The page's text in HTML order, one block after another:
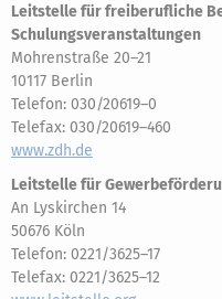
Leitstelle für freiberufliche
Schulungsveranstaltungen
Mohrenstraße 20–21
10117 Berlin
Telefon: 030/20619–0
Telefax: 030/20619–460
www.zdh.de
Leitstelle für
An Lyskirchen 14
50676 Köln
Telefon: 0221/3625–17
Telefax: 0221/3625–12